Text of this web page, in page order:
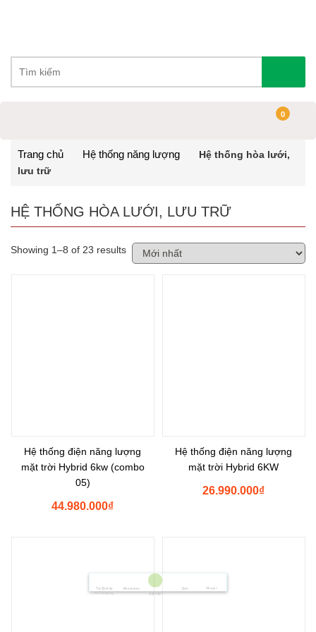
0
Đến Công Ty
Trang chủ Hệ thống năng lượng
Hệ thống hòa lưới,
lưu trữ
HỆ THỐNG HÒA LƯỚI, LƯU TRỮ
Showing 1–8 of 23 results
Hệ thống điện năng lượng
mặt trời Hybrid 6kw (combo
05)
₫
44.980.000
Hệ thống điện năng lượng
mặt trời Hybrid 6KW
₫
26.990.000